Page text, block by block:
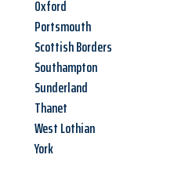
Oxford
Portsmouth
Scottish Borders
Southampton
Sunderland
Thanet
West Lothian
York